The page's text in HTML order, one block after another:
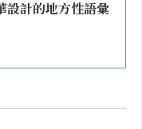
設計的地方性語彙